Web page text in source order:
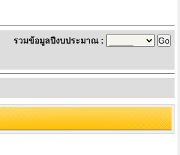
รวมข้อมูลปีงบประมาณ :